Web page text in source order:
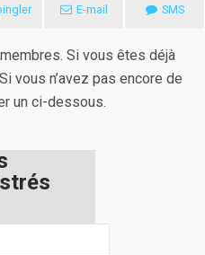
E-mail SMS
Si vous êtes déjà
vous n’avez pas encore de
un ci-dessous.